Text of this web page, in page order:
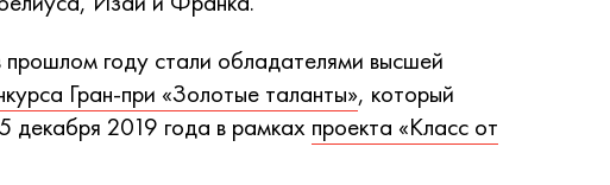
году стали обладателями высшей
Гран-при «Золотые таланты», который
декабря 2019 года в рамках проекта «Класс от